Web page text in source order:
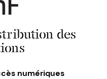
des
numériques